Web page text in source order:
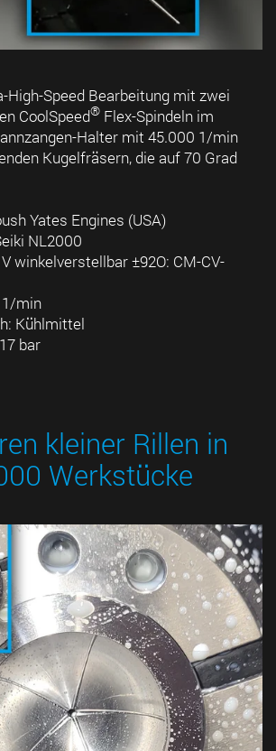
High-Speed Bearbeitung mit zwei
CoolSpeed® Flex-Spindeln im
Halter mit 45.000 1/min
Kugelfräsern, die auf 70 Grad
Yates Engines (USA)
NL2000
winkelverstellbar ±92O: CM-CV-
1/min
Kühlmittel
bar
kleiner Rillen in
Werkstücke